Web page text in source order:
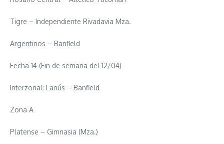
Tigre – Independiente Rivadavia Mza.
Argentinos – Banfield
Fecha 14 (Fin de semana del 12/04)
Interzonal: Lanús – Banfield
Zona A
Platense – Gimnasia (Mza.)